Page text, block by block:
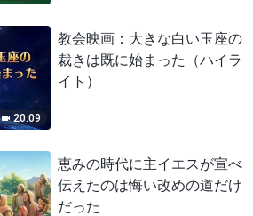
20:09
教会映画：大きな白い玉座の
裁きは既に始まった（ハイラ
イト）
恵みの時代に主イエスが宣べ
伝えたのは悔い改めの道だけ
だった